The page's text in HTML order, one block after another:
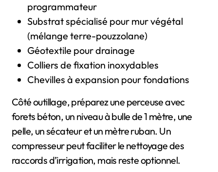
programmateur
Substrat spécialisé pour mur végétal
(mélange terre-pouzzolane)
Géotextile pour drainage
Colliers de fixation inoxydables
Chevilles à expansion pour fondations
Côté outillage, préparez une perceuse avec
forets béton, un niveau à bulle de 1 mètre, une
pelle, un sécateur et un mètre ruban. Un
compresseur peut faciliter le nettoyage des
raccords d’irrigation, mais reste optionnel.